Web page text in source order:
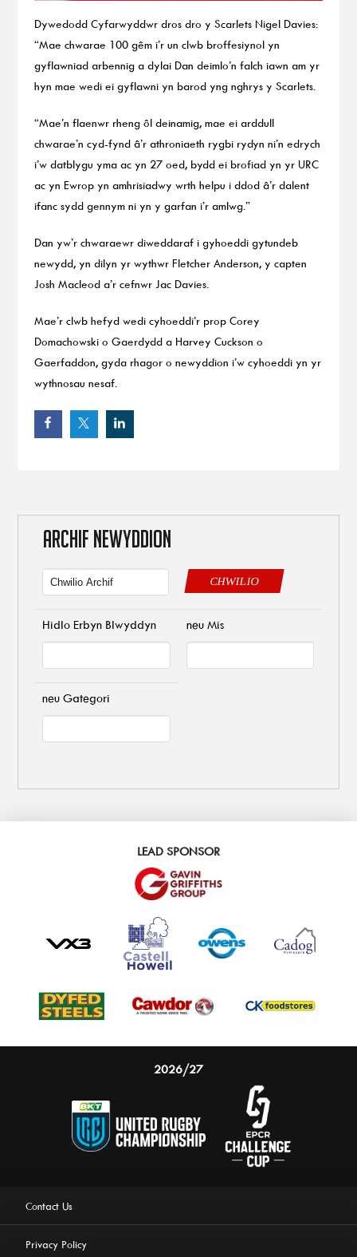
Dywedodd Cyfarwyddwr dros dro y Scarlets Nigel Davies:
“Mae chwarae 100 gêm i’r un clwb broffesiynol yn
gyflawniad arbennig a dylai Dan deimlo’n falch iawn am yr
hyn mae wedi ei gyflawni yn barod yng nghrys y Scarlets.
“Mae’n flaenwr rheng ôl deinamig, mae ei arddull
chwarae’n cyd-fynd â’r athroniaeth rygbi rydyn ni’n edrych
i’w datblygu yma ac yn 27 oed, bydd ei brofiad yn yr URC
ac yn Ewrop yn amhrisiadwy wrth helpu i ddod â’r dalent
ifanc sydd gennym ni yn y garfan i’r amlwg.”
Dan yw’r chwaraewr diweddaraf i gyhoeddi gytundeb
newydd, yn dilyn yr wythwr Fletcher Anderson, y capten
Josh Macleod a’r cefnwr Jac Davies.
Mae’r clwb hefyd wedi cyhoeddi’r prop Corey
Domachowski o Gaerdydd a Harvey Cuckson o
Gaerfaddon, gyda rhagor o newyddion i’w cyhoeddi yn yr
wythnosau nesaf.
ARCHIF NEWYDDION
CHWILIO
Hidlo Erbyn Blwyddyn neu Mis
neu Gategori
LEAD SPONSOR
2026/27
Contact Us
Privacy Policy